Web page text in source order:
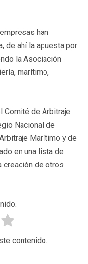
han
de ahí la apuesta por
la Asociación
marítimo,
Comité de Arbitraje
Nacional de
Marítimo y de
en una lista de
creación de otros
contenido.